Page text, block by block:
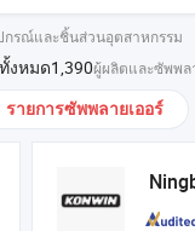
กรณ์และชิ้นส่วนอุตสาหกรรม
ทั้งหมด1,390ผู้ผลิตและซัพพ
รายการซัพพลายเออร์